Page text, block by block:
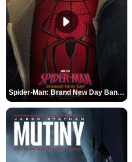
Spider-Man: Brand New Day Bande-annonce VO STFR